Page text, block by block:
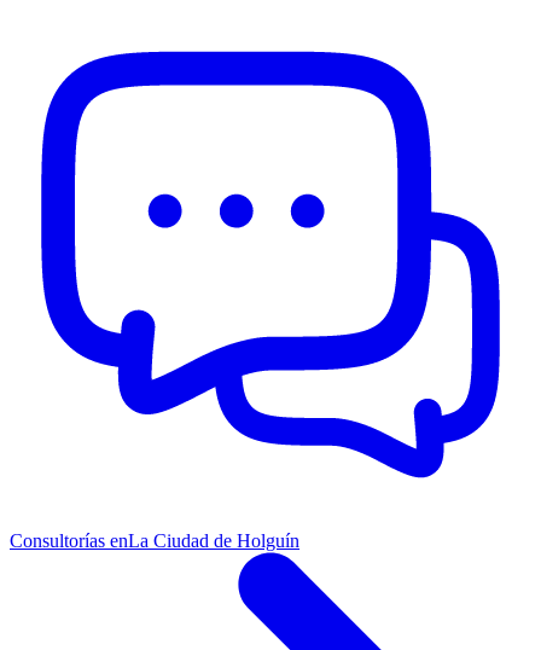
Consultorías enLa Ciudad de Holguín